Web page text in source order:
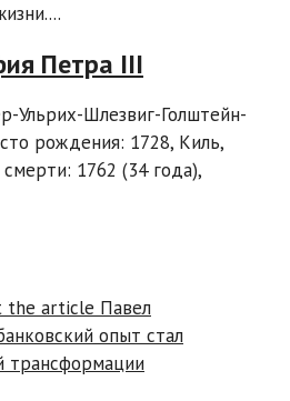
Петра III
Ульрих-Шлезвиг-Голштейн-
рождения: 1728, Киль,
1762 (34 года),